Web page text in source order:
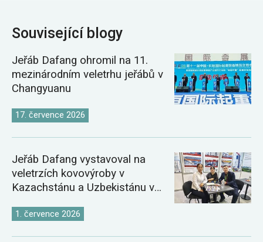
Související blogy
Jeřáb Dafang ohromil na 11.
mezinárodním veletrhu jeřábů v
Changyuanu
17. července 2026
Jeřáb Dafang vystavoval na
veletrzích kovovýroby v
Kazachstánu a Uzbekistánu v
1. července 2026